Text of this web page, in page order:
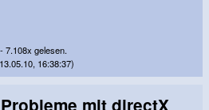
7.108x gelesen.
16:38:37)
mit directX